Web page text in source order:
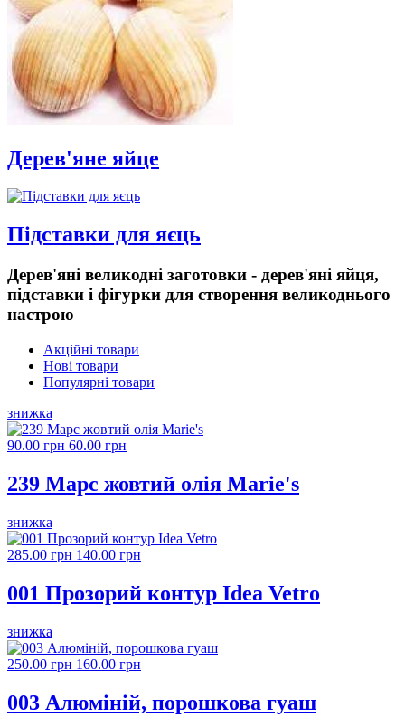
Дерев'яне яйце
Підставки для яєць
Дерев'яні великодні заготовки - дерев'яні яйця,
підставки і фігурки для створення великоднього
настрою
Акційні товари
Нові товари
Популярні товари
знижка
90.00 грн 60.00 грн
239 Марс жовтий олія Marie's
знижка
285.00 грн 140.00 грн
001 Прозорий контур Idea Vetro
знижка
250.00 грн 160.00 грн
003 Алюміній, порошкова гуаш